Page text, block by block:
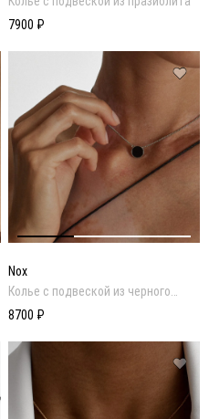
7900 ₽
Nox
Колье с подвеской из черного
оникса
8700 ₽